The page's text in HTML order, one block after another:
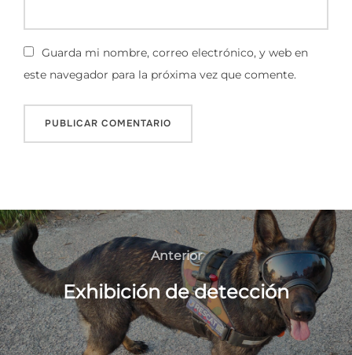
Guarda mi nombre, correo electrónico, y web en
este navegador para la próxima vez que comente.
Navegación
de
entradas
Anterior
Anterior
Exhibición de detección